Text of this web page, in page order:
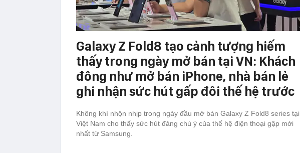
Galaxy Z Fold8 tạo cảnh tượng hiếm
thấy trong ngày mở bán tại VN: Khách
đông như mở bán iPhone, nhà bán lẻ
ghi nhận sức hút gấp đôi thế hệ trước
Không khí nhộn nhịp trong ngày đầu mở bán Galaxy Z Fold8 series tại
Việt Nam cho thấy sức hút đáng chú ý của thế hệ điện thoại gập mới
nhất từ Samsung.